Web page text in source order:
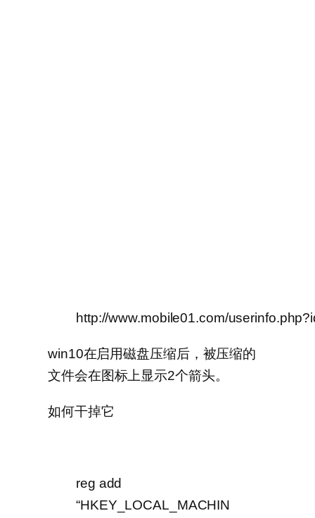
http://www.mobile01.com/
win10在启用磁盘压缩后，被压缩的
文件会在图标上显示2个箭头。
如何干掉它
reg add
“HKEY_LOCAL_MACHIN